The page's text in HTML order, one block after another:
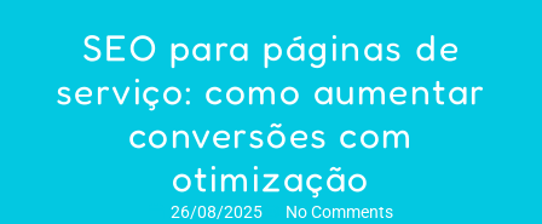
SEO para páginas de
serviço: como aumentar
conversões com
otimização
26/08/2025 No Comments